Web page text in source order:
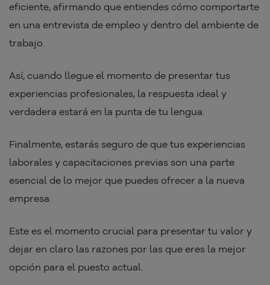
eficiente, afirmando que entiendes cómo comportarte
en una entrevista de empleo y dentro del ambiente de
trabajo.
Así, cuando llegue el momento de presentar tus
experiencias profesionales, la respuesta ideal y
verdadera estará en la punta de tu lengua.
Finalmente, estarás seguro de que tus experiencias
laborales y capacitaciones previas son una parte
esencial de lo mejor que puedes ofrecer a la nueva
empresa.
Este es el momento crucial para presentar tu valor y
dejar en claro las razones por las que eres la mejor
opción para el puesto actual.